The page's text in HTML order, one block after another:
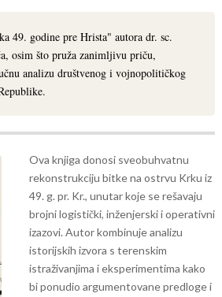
49. godine pre Hrista" autora dr. sc.
osim što pruža zanimljivu priču,
analizu društvenog i vojnopolitičkog
Ova knjiga donosi sveobuhvatnu
rekonstrukciju bitke na ostrvu Krku iz
49. g. pr. Kr., unutar koje se rešavaju
brojni logistički, inženjerski i operativni
izazovi. Autor kombinuje analizu
istorijskih izvora s terenskim
istraživanjima i eksperimentima kako
bi ponudio argumentovane predloge i